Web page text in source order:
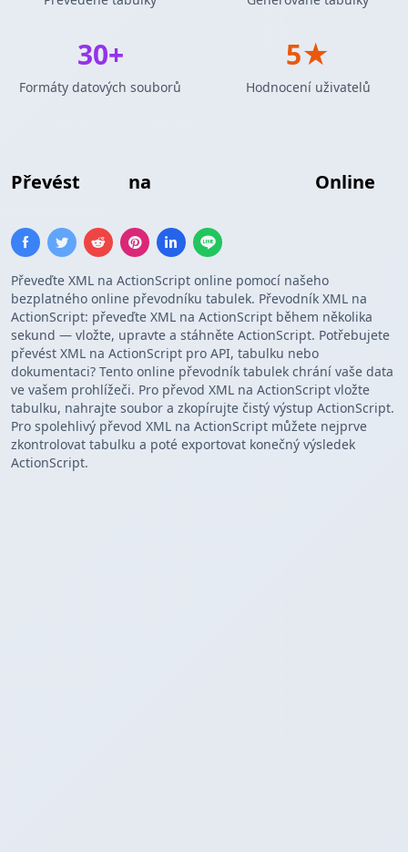
Převést na Online
Převeďte XML na ActionScript online pomocí našeho
bezplatného online převodníku tabulek. Převodník XML na
ActionScript: převeďte XML na ActionScript během několika
sekund — vložte, upravte a stáhněte ActionScript. Potřebujete
převést XML na ActionScript pro API, tabulku nebo
dokumentaci? Tento online převodník tabulek chrání vaše data
ve vašem prohlížeči. Pro převod XML na ActionScript vložte
tabulku, nahrajte soubor a zkopírujte čistý výstup ActionScript.
Pro spolehlivý převod XML na ActionScript můžete nejprve
zkontrolovat tabulku a poté exportovat konečný výsledek
ActionScript.
30+
Formáty datových souborů
5★
Hodnocení uživatelů